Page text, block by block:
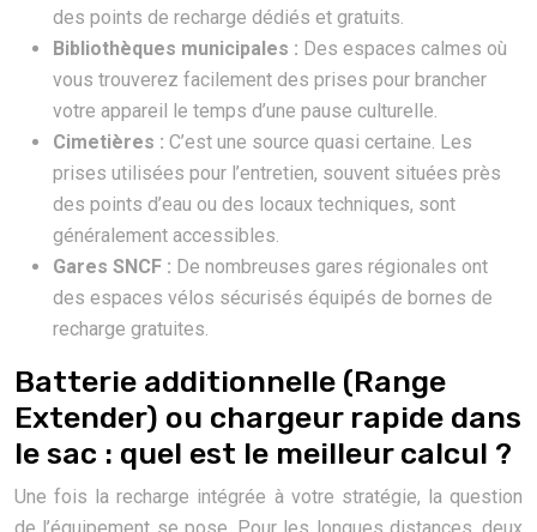
des points de recharge dédiés et gratuits.
Bibliothèques municipales : Des espaces calmes où
vous trouverez facilement des prises pour brancher
votre appareil le temps d’une pause culturelle.
Cimetières : C’est une source quasi certaine. Les
prises utilisées pour l’entretien, souvent situées près
des points d’eau ou des locaux techniques, sont
généralement accessibles.
Gares SNCF : De nombreuses gares régionales ont
des espaces vélos sécurisés équipés de bornes de
recharge gratuites.
Batterie additionnelle (Range
Extender) ou chargeur rapide dans
le sac : quel est le meilleur calcul ?
Une fois la recharge intégrée à votre stratégie, la question